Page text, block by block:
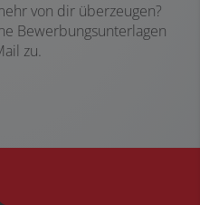
von dir überzeugen?
Bewerbungsunterlagen
zu.